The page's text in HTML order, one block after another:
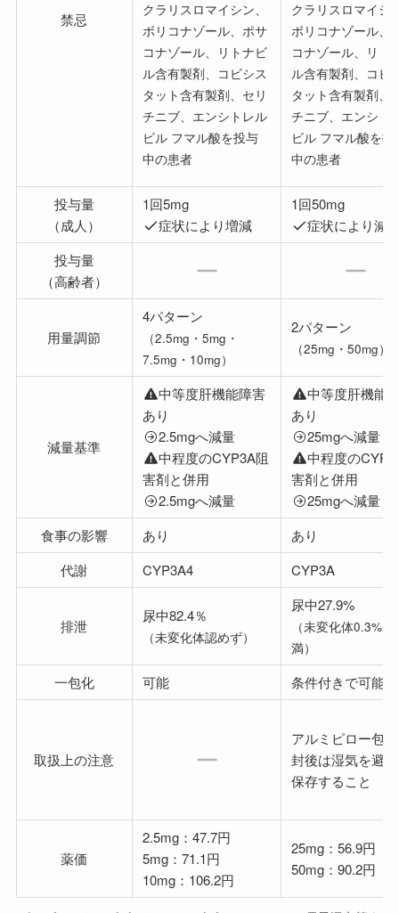
禁忌
クラリスロマイシン、
ボリコナゾール、ポサ
コナゾール、リトナビ
ル含有製剤、コビシス
タット含有製剤、セリ
チニブ、エンシトレル
ビル フマル酸を投与
中の患者
クラリスロマイシ
ボリコナゾール、
コナゾール、リト
ル含有製剤、コビ
タット含有製剤、
チニブ、エンシト
ビル フマル酸を投
中の患者
投与量
（成人）
1回5mg
症状により増減
1回50mg
症状により減
投与量
（高齢者）
用量調節
4パターン
（2.5mg・5mg・
7.5mg・10mg）
2パターン
（25mg・50mg）
減量基準
中等度肝機能障害
あり
2.5mgへ減量
中程度のCYP3A阻
害剤と併用
2.5mgへ減量
中等度肝機能
あり
25mgへ減量
中程度の
害剤と併用
25mgへ減量
食事の影響
あり
あり
代謝
CYP3A4 CYP3A
排泄
尿中82.4％
（未変化体認めず）
尿中27.9%
（未変化体0.3%未
満）
一包化 可能 条件付きで可能
取扱上の注意
アルミピロー包
封後は湿気を避
保存すること
薬価
2.5mg：47.7円
5mg：71.1円
10mg：106.2円
25mg：56.9円
50mg：90.2円